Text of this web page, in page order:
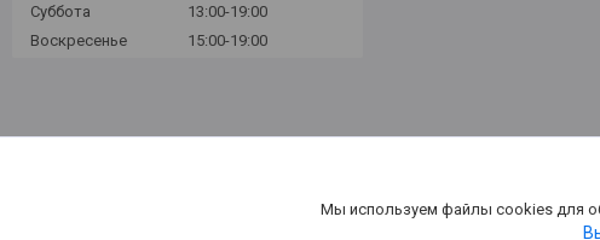
Суббота
13:00-19:00
Воскресенье
15:00-19:00
Мы используем файлы cookies для